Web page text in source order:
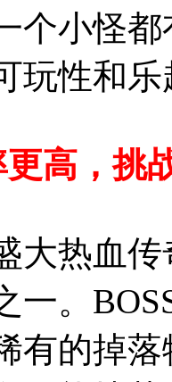
个小怪
玩性和乐
更高，挑
大热血
一。
有的掉